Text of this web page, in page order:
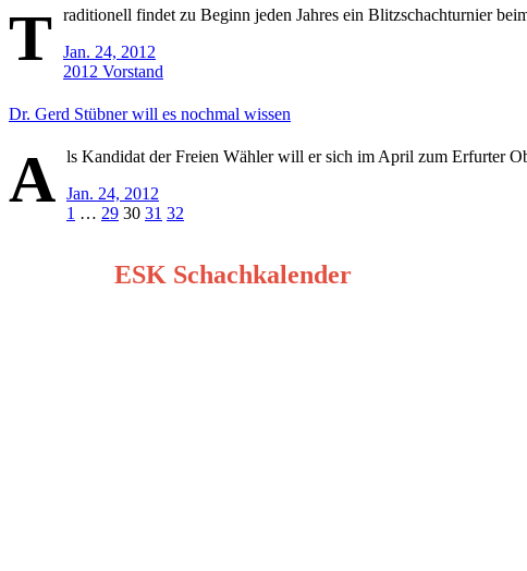
T raditionell findet zu Beginn jeden Jahres ein Blitzschachturnier
Jan. 24, 2012
2012 Vorstand
Dr. Gerd Stübner will es nochmal wissen
A ls Kandidat der Freien Wähler will er sich im April zum Erfurter
Jan. 24, 2012
Seitennummerierung
1 … 29 30 31 32
ESK Schachkalender